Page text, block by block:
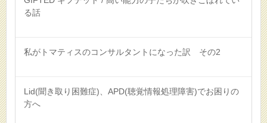
る話
私がトマティスのコンサルタントになった訳 その2
Lid(聞き取り困難症)、APD(聴覚情報処理障害)でお困りの
方へ